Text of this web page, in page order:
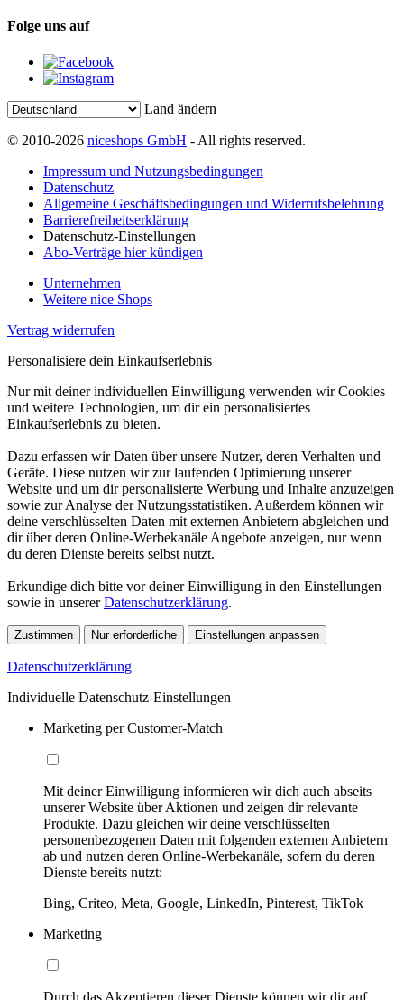
Folge uns auf
Land ändern
© 2010-2026 niceshops GmbH - All rights reserved.
Impressum und Nutzungsbedingungen
Datenschutz
Allgemeine Geschäftsbedingungen und Widerrufsbelehrung
Barrierefreiheitserklärung
Datenschutz-Einstellungen
Abo-Verträge hier kündigen
Unternehmen
Weitere nice Shops
Vertrag widerrufen
Personalisiere dein Einkaufserlebnis
Nur mit deiner individuellen Einwilligung verwenden wir Cookies
und weitere Technologien, um dir ein personalisiertes
Einkaufserlebnis zu bieten.
Dazu erfassen wir Daten über unsere Nutzer, deren Verhalten und
Geräte. Diese nutzen wir zur laufenden Optimierung unserer
Website und um dir personalisierte Werbung und Inhalte anzuzeigen
sowie zur Analyse der Nutzungsstatistiken. Außerdem können wir
deine verschlüsselten Daten mit externen Anbietern abgleichen und
dir über deren Online-Werbekanäle Angebote anzeigen, nur wenn
du deren Dienste bereits selbst nutzt.
Erkundige dich bitte vor deiner Einwilligung in den Einstellungen
sowie in unsererDatenschutzerklärung.
Zustimmen Nur erforderliche Einstellungen anpassen
Datenschutzerklärung
Individuelle Datenschutz-Einstellungen
Marketing per Customer-Match
Mit deiner Einwilligung informieren wir dich auch abseits
unserer Website über Aktionen und zeigen dir relevante
Produkte. Dazu gleichen wir deine verschlüsselten
personenbezogenen Daten mit folgenden externen Anbietern
ab und nutzen deren Online-Werbekanäle, sofern du deren
Dienste bereits nutzt:
Bing, Criteo, Meta, Google, LinkedIn, Pinterest, TikTok
Marketing
Durch das Akzeptieren dieser Dienste können wir dir auf